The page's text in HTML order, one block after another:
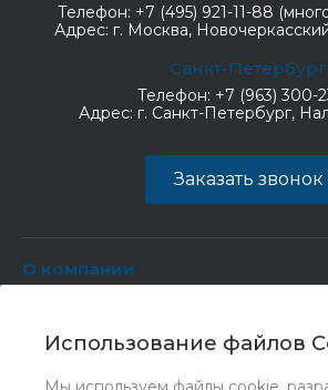
Использование файлов
Телефон: +7 (495) 921-11-88
Адрес: г. Москва,
Санкт-Петербург
Телефон: +7 (963) 300-
Адрес: г. Санкт-Петербург,
Заказать звонок
О компании
Услуги